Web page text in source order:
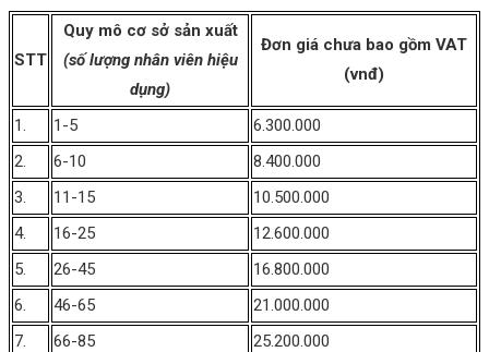
STT
Quy mô cơ sở sản xuất
(số lượng nhân viên hiệu
dụng)
Đơn giá chưa bao gồm VAT
(vnđ)
1. 1-5
6.300.000
2.
6-10
8.400.000
3.
11-15
10.500.000
4.
16-25
12.600.000
5.
26-45
16.800.000
6.
46-65
21.000.000
7.
66-85
25.200.000